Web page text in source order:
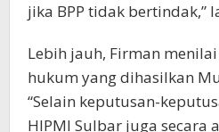
jika BPP tidak bertindak,”
Lebih jauh, Firman
hukum yang dihasilkan
“Selain keputusan-
HIPMI Sulbar juga secara